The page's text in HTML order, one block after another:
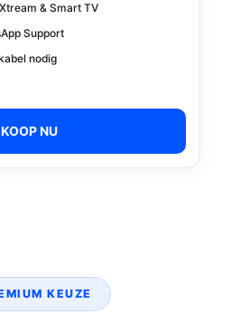
& Smart TV
Support
nodig
KOOP NU
KEUZE